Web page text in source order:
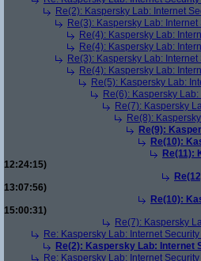
Re(2): Kaspersky Lab: Internet
Re(3): Kaspersky Lab:
Re(4): Kaspersky Lab:
Re(4): Kaspersky Lab:
Re(3): Kaspersky Lab:
Re(4): Kaspersky Lab:
Re(5): Kaspersky Lab:
Re(6): Kaspersky
Re(7): Kaspersky
Re(8):
Re(9):
Re(10):
Re(11):
12:24:15)
13:07:56)
Re(10):
15:00:31)
Re(7): Kaspersky
Re: Kaspersky Lab: Internet
Re(2): Kaspersky Lab: Internet
Re: Kaspersky Lab: Internet